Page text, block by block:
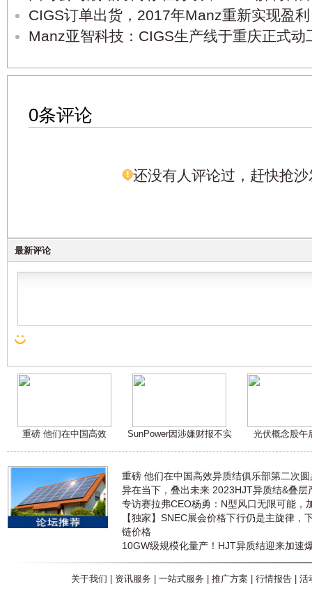
CIGS订单出货，2017年Manz重新实现盈利
Manz亚智科技：CIGS生产线于重庆正式动
0条评论
还没有人评论过，赶快抢沙
最新评论
重磅 他们在中国高效 SunPower因涉嫌财报不实 光伏概念股午
重磅 他们在中国高效异质结俱乐部第二次
异在当下，叠出未来 2023HJT异质结&叠层
专访赛拉弗CEO杨勇：N型风口无限可能，
【独家】SNEC展会价格下行仍是主旋律，
链价格
10GW级规模化量产！HJT异质结迎来加速
关于我们 资讯服务 一站式服务 推广方案 行情报告| 活